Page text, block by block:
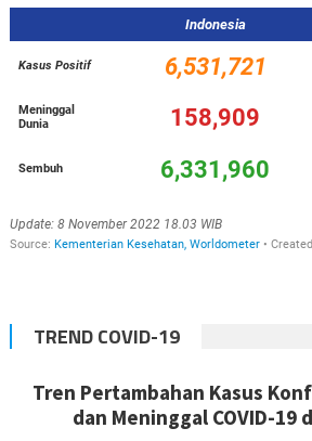
TREND COVID-19